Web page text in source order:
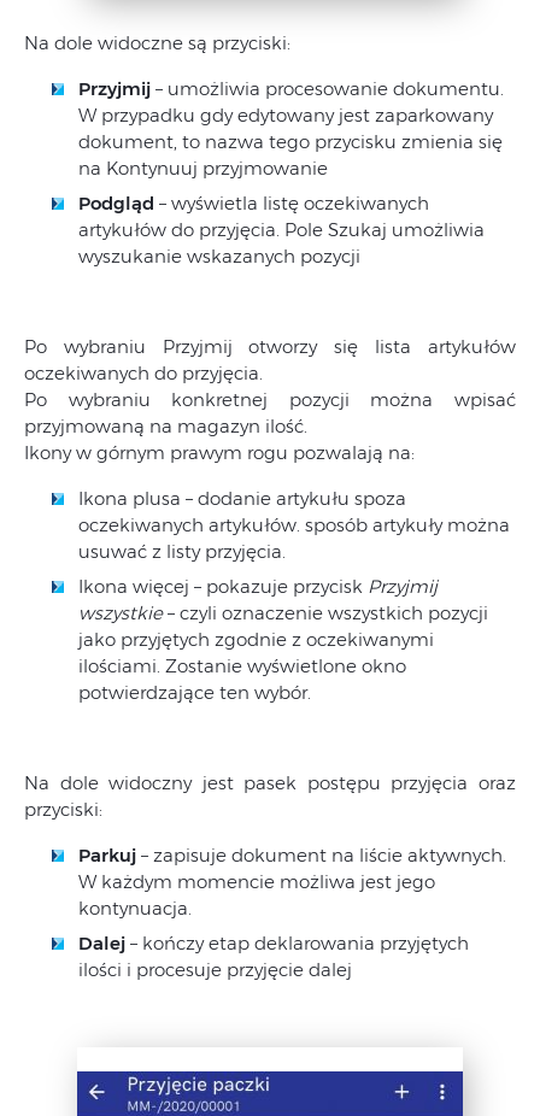
Na dole widoczne są przyciski:
Przyjmij – umożliwia procesowanie dokumentu.
W przypadku gdy edytowany jest zaparkowany
dokument, to nazwa tego przycisku zmienia się
na Kontynuuj przyjmowanie
Podgląd – wyświetla listę oczekiwanych
artykułów do przyjęcia. Pole Szukaj umożliwia
wyszukanie wskazanych pozycji
Po wybraniu Przyjmij otworzy się lista artykułów
oczekiwanych do przyjęcia.
Po wybraniu konkretnej pozycji można wpisać
przyjmowaną na magazyn ilość.
Ikony w górnym prawym rogu pozwalają na:
Ikona plusa – dodanie artykułu spoza
oczekiwanych artykułów. sposób artykuły można
usuwać z listy przyjęcia.
Ikona więcej – pokazuje przycisk Przyjmij
wszystkie– czyli oznaczenie wszystkich pozycji
jako przyjętych zgodnie z oczekiwanymi
ilościami. Zostanie wyświetlone okno
potwierdzające ten wybór.
Na dole widoczny jest pasek postępu przyjęcia oraz
przyciski:
Parkuj – zapisuje dokument na liście aktywnych.
W każdym momencie możliwa jest jego
kontynuacja.
Dalej – kończy etap deklarowania przyjętych
ilości i procesuje przyjęcie dalej